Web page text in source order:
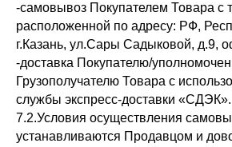
-самовывоз Покупателем Товара с
расположенной по адресу: РФ,
г.Казань, ул.Сары Садыковой, д.9,
-доставка Покупателю/
Грузополучателю Товара с
службы экспресс-доставки «СДЭК».
7.2.Условия осуществления
устанавливаются Продавцом и